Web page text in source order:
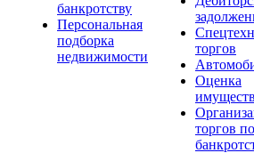
банкротству
Персональная
подборка
недвижимости
торгов
Оценка
торгов по